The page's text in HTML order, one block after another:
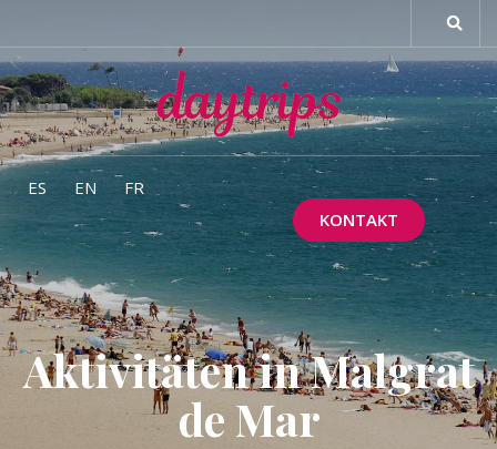
ES EN
FR
KONTAKT
Aktivitäten in Malgrat
de Mar